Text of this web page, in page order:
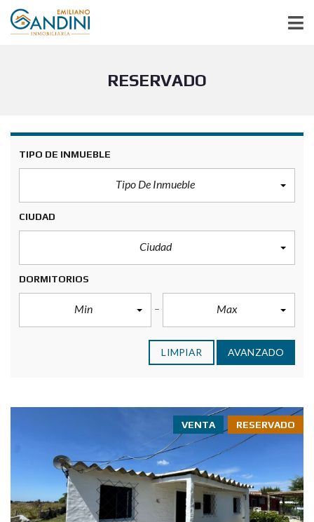
RESERVADO
TIPO DE INMUEBLE
Tipo De Inmueble
CIUDAD
Ciudad
DORMITORIOS
Min Max
LIMPIAR AVANZADO
RESERVADO
VENTA